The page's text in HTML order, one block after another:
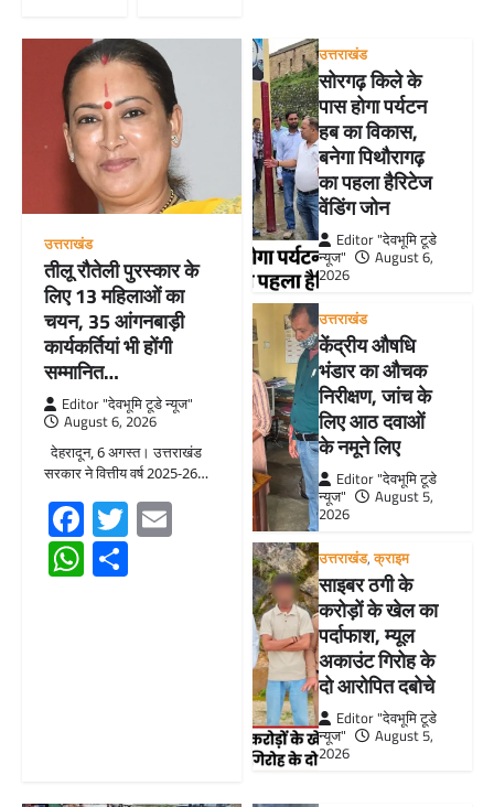
उत्तराखंड
तीलू रौतेली पुरस्कार के
लिए 13 महिलाओं का
चयन, 35 आंगनबाड़ी
कार्यकर्तियां भी होंगी
सम्मानित…
Editor "देवभूमि टूडे न्यूज"
August 6, 2026
देहरादून, 6 अगस्त। उत्तराखंड
सरकार ने वित्तीय वर्ष 2025-26…
Facebook
TwitterEmail
WhatsApp
उत्तराखंड
सोरगढ़ किले के
पास होगा पर्यटन
हब का विकास,
बनेगा पिथौरागढ़
का पहला हैरिटेज
वेंडिंग जोन
Editor "देवभूमि टूडे
न्यूज"
August 6,
2026
उत्तराखंड
केंद्रीय औषधि
भंडार का औचक
निरीक्षण, जांच के
लिए आठ दवाओं
के नमूने लिए
Editor "देवभूमि टूडे
न्यूज"
August 5,
2026
उत्तराखंड,क्राइम
साइबर ठगी के
करोड़ों के खेल का
पर्दाफाश, म्यूल
अकाउंट गिरोह के
दो आरोपित दबोचे
Editor "देवभूमि टूडे
न्यूज"
August 5,
2026